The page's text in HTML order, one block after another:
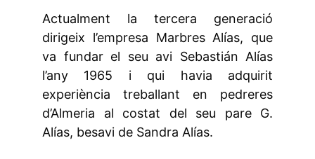
Actualment la tercera generació
dirigeix l’empresa Marbres Alías, que
va fundar el seu avi Sebastián Alías
l’any 1965 i qui havia adquirit
experiència treballant en pedreres
d’Almeria al costat del seu pare G.
Alías, besavi de Sandra Alías.